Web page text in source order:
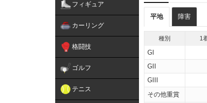
フィギュア
カーリング
格闘技
ゴルフ
テニス
平地 障害
種別 1
GI
GII
GIII
その他重賞